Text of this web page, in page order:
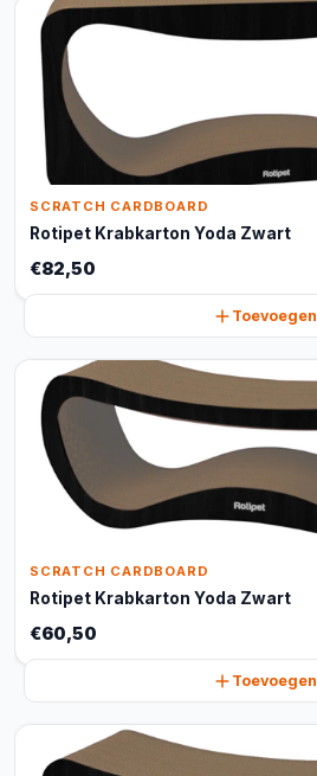
SCRATCH CARDBOARD
Rotipet Krabkarton Yoda Zwart
€82,50
Toevoegen
SCRATCH CARDBOARD
Rotipet Krabkarton Yoda Zwart
€60,50
Toevoegen